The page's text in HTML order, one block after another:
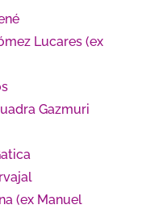
Lucares (ex
Gazmuri
(ex Manuel